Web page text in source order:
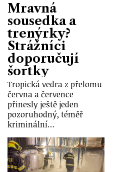
Mravná
sousedka a
trenýrky?
Strážníci
doporučují
šortky
Tropická vedra z přelomu
června a července
přinesly ještě jeden
pozoruhodný, téměř
kriminální…